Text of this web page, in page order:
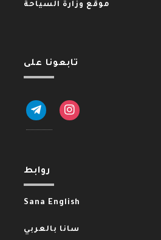
موقع وزارة السياحة
تابعونا على
telegraminstagram
روابط
Sana English
سانا بالعربي